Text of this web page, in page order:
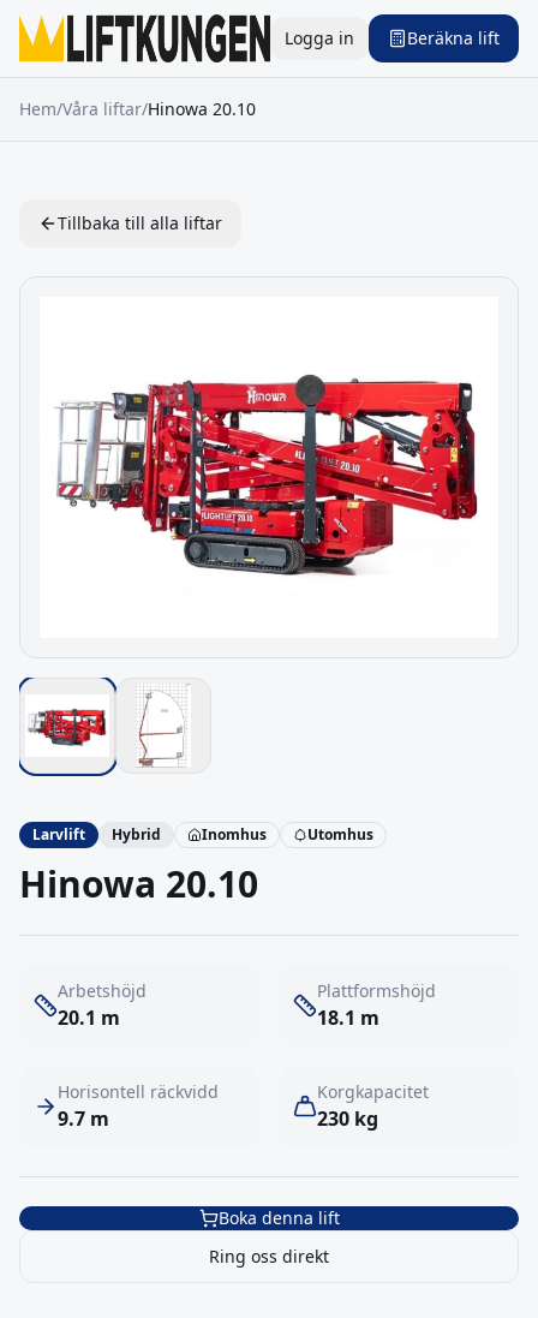
Logga in Beräkna lift
Hem/Våra liftar/Hinowa 20.10
Tillbaka till alla liftar
Larvlift Hybrid Inomhus Utomhus
Hinowa 20.10
Arbetshöjd
20.1 m
Plattformshöjd
18.1 m
Horisontell räckvidd
9.7 m
Korgkapacitet
230 kg
Boka denna lift
Ring oss direkt